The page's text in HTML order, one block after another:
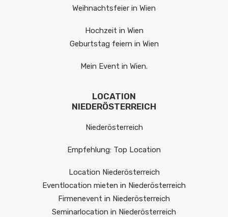
Weihnachtsfeier in Wien
Hochzeit in Wien
Geburtstag feiern in Wien
Mein Event in Wien.
LOCATION
NIEDERÖSTERREICH
Niederösterreich
Empfehlung: Top Location
Location Niederösterreich
Eventlocation mieten in Niederösterreich
Firmenevent in Niederösterreich
Seminarlocation in Niederösterreich